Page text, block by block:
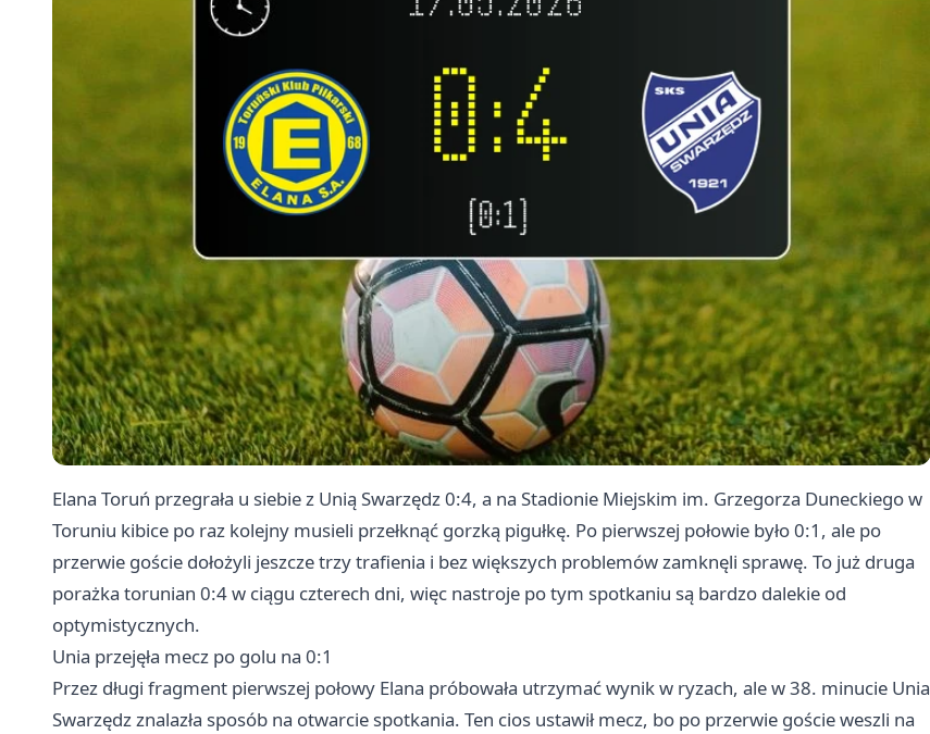
Elana Toruń przegrała u siebie z Unią Swarzędz 0:4, a na Stadionie Miejskim im. Grzegorza Duneckiego w
Toruniu kibice po raz kolejny musieli przełknąć gorzką pigułkę. Po pierwszej połowie było 0:1, ale po
przerwie goście dołożyli jeszcze trzy trafienia i bez większych problemów zamknęli sprawę. To już druga
porażka torunian 0:4 w ciągu czterech dni, więc nastroje po tym spotkaniu są bardzo dalekie od
optymistycznych.
Unia przejęła mecz po golu na 0:1
Przez długi fragment pierwszej połowy Elana próbowała utrzymać wynik w ryzach, ale w 38. minucie Unia
Swarzędz znalazła sposób na otwarcie spotkania. Ten cios ustawił mecz, bo po przerwie goście weszli na